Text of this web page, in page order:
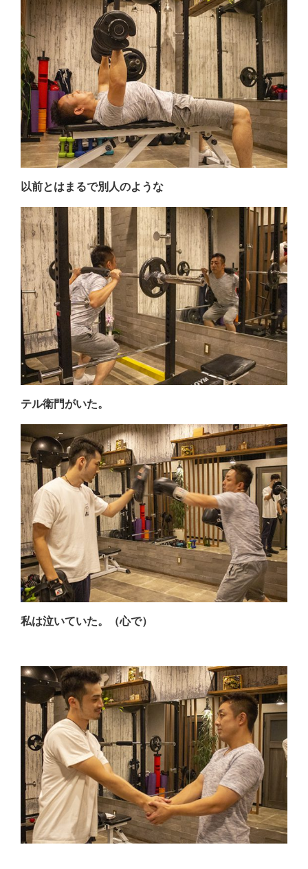
以前とはまるで別人のような
テル衛門がいた。
私は泣いていた。（心で）